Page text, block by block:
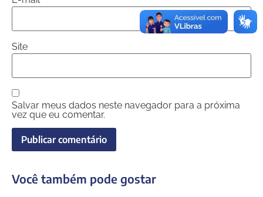
Site
Salvar meus dados neste navegador para a próxima
vez que eu comentar.
Você também pode gostar